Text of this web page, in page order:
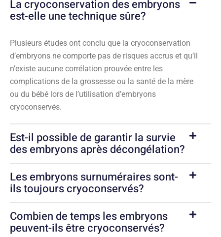
La cryoconservation des embryons
est-elle une technique sûre?
Plusieurs études ont conclu que la cryoconservation
d’embryons ne comporte pas de risques accrus et qu’il
n’existe aucune corrélation prouvée entre les
complications de la grossesse ou la santé de la mère
ou du bébé lors de l’utilisation d’embryons
cryoconservés.
Est-il possible de garantir la survie
des embryons après décongélation?
Les embryons surnuméraires sont-
ils toujours cryoconservés?
Combien de temps les embryons
peuvent-ils être cryoconservés?